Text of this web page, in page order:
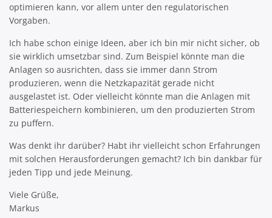
optimieren kann, vor allem unter den regulatorischen
Vorgaben.
Ich habe schon einige Ideen, aber ich bin mir nicht sicher, ob
sie wirklich umsetzbar sind. Zum Beispiel könnte man die
Anlagen so ausrichten, dass sie immer dann Strom
produzieren, wenn die Netzkapazität gerade nicht
ausgelastet ist. Oder vielleicht könnte man die Anlagen mit
Batteriespeichern kombinieren, um den produzierten Strom
zu puffern.
Was denkt ihr darüber? Habt ihr vielleicht schon Erfahrungen
mit solchen Herausforderungen gemacht? Ich bin dankbar für
jeden Tipp und jede Meinung.
Viele Grüße,
Markus